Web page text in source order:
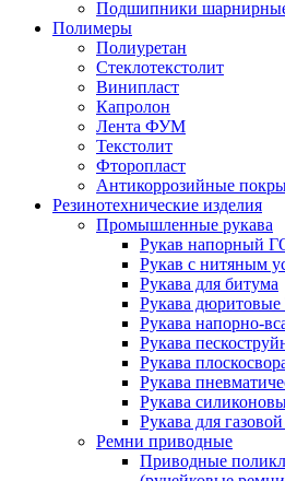
Подшипники
Полимеры
Полиуретан
Стеклотекстолит
Винипласт
Капролон
Лента ФУМ
Текстолит
Фторопласт
Антикоррозийные
Резинотехнические изделия
Промышленные рукава
Рукав напорный
Рукав с нитяным
Рукава для битума
Рукава
Рукава напорно-
Рукава
Рукава
Рукава
Рукава
Рукава для
Ремни приводные
Приводные